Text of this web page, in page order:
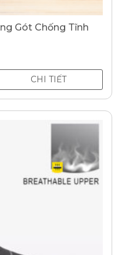
Gót Chống Tĩnh
CHI TIẾT